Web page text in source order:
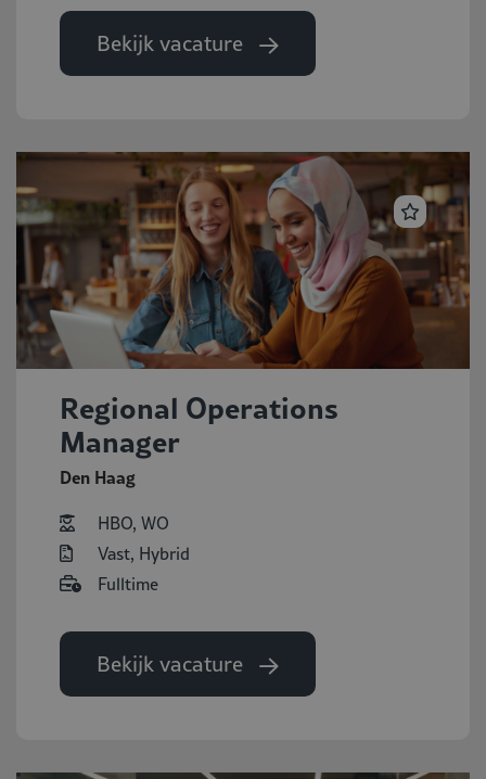
Bekijk vacature
Regional Operations
Manager
Den Haag
HBO, WO
Vast, Hybrid
Fulltime
Bekijk vacature